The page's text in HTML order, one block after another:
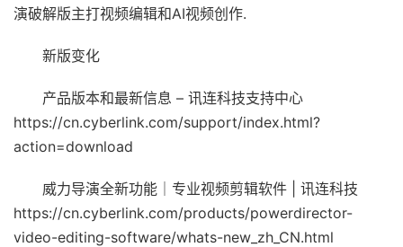
演破解版主打视频编辑和AI视频创作.
新版变化
产品版本和最新信息 – 讯连科技支持中心
https://cn.cyberlink.com/support/index.html?
action=download
威力导演全新功能｜专业视频剪辑软件 | 讯连科技
https://cn.cyberlink.com/products/powerdirector-
video-editing-software/whats-new_zh_CN.html